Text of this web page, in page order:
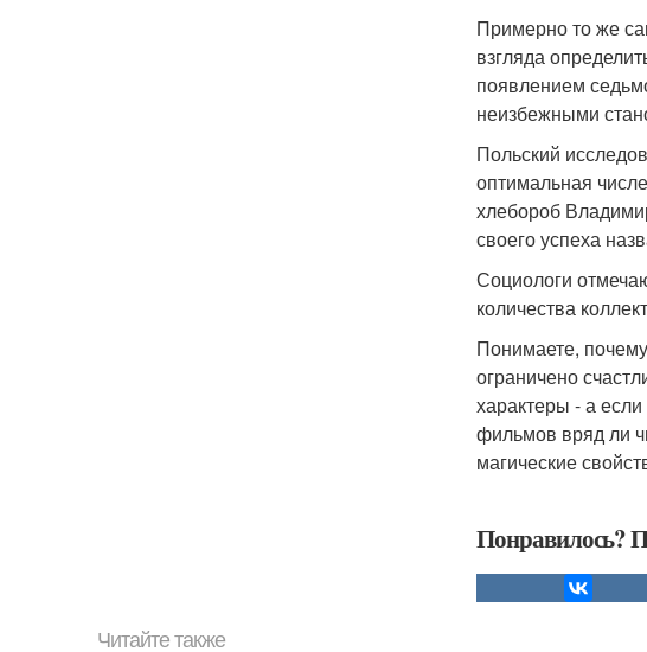
Примерно то же
взгляда
появлением
неизбежными
Польский
оптимальная
хлебороб
своего успеха
Социологи
количества
Понимаете,
ограничено
характеры - а
фильмов вряд ли
магические
Понравилось?
Читайте также